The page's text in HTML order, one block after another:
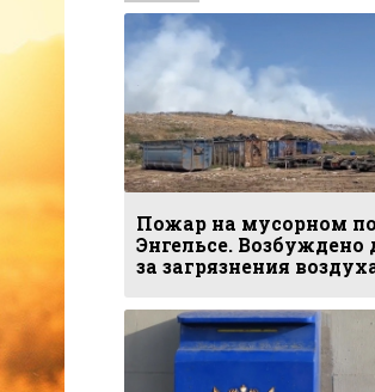
Пожар на мусорном
Энгельсе. Возбуждено
за загрязнения